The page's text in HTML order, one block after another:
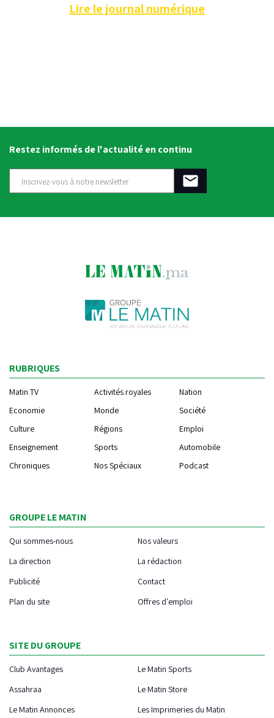
Lire le journal numérique
Restez informés de l'actualité en continu
RUBRIQUES
Matin TV Activités royales
Nation
Economie
Monde
Société
Culture
Régions
Emploi
Enseignement
Sports
Automobile
Chroniques
Nos Spéciaux Podcast
GROUPE LE MATIN
Qui sommes-nous
Nos valeurs
La direction
La rédaction
Publicité
Contact
Plan du site
Offres d'emploi
SITE DU GROUPE
Club Avantages
Le Matin Sports
Assahraa
Le Matin Store
Le Matin Annonces
Les Imprimeries du Matin